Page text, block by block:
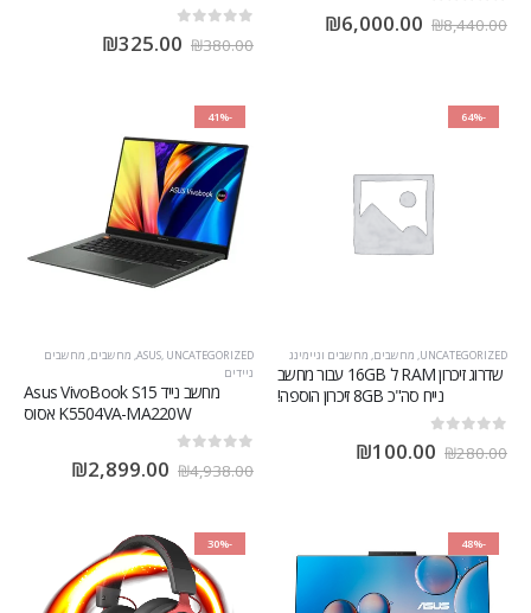
₪8,440.00
₪6,000.00
₪380.00
₪325.00
-64%
UNCATEGORIZED
, מחשבים, מחשבים וגיימינג
שדרוג זיכרון RAM ל 16GB עבור מחשב
נייח סה"כ 8GB זיכרון הוספה!
₪280.00
₪100.00
-41%
ASUS, UNCATEGORIZED
, מחשבים, מחשבים
ניידים
מחשב נייד Asus VivoBook S15
K5504VA-MA220W אסוס
₪4,938.00
₪2,899.00
-48%
-30%